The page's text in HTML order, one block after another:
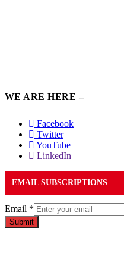
WE ARE HERE –
Facebook
Twitter
YouTube
LinkedIn
EMAIL SUBSCRIPTIONS
Email *
Submit